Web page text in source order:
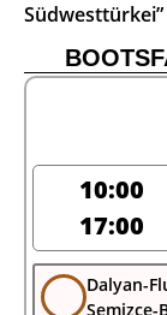
Südwesttürkei”
10:00
17:00
Dalyan-
Semizce-